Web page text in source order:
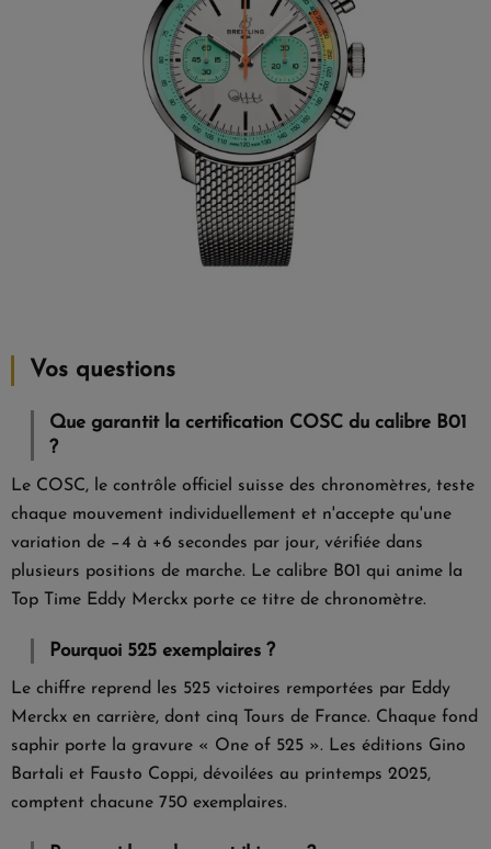
Vos questions
Que garantit la certification COSC du calibre B01
?
Le COSC, le contrôle officiel suisse des chronomètres, teste
chaque mouvement individuellement et n'accepte qu'une
variation de −4 à +6 secondes par jour, vérifiée dans
plusieurs positions de marche. Le calibre B01 qui anime la
Top Time Eddy Merckx porte ce titre de chronomètre.
Pourquoi 525 exemplaires ?
Le chiffre reprend les 525 victoires remportées par Eddy
Merckx en carrière, dont cinq Tours de France. Chaque fond
saphir porte la gravure « One of 525 ». Les éditions Gino
Bartali et Fausto Coppi, dévoilées au printemps 2025,
comptent chacune 750 exemplaires.